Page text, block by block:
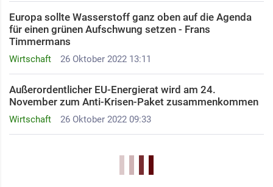
Wirtschaft 26 Oktober 2022 13:11
Europa sollte Wasserstoff ganz oben auf die Agenda
für einen grünen Aufschwung setzen - Frans
Timmermans
Wirtschaft 26 Oktober 2022 09:33
Außerordentlicher EU-Energierat wird am 24.
November zum Anti-Krisen-Paket zusammenkommen